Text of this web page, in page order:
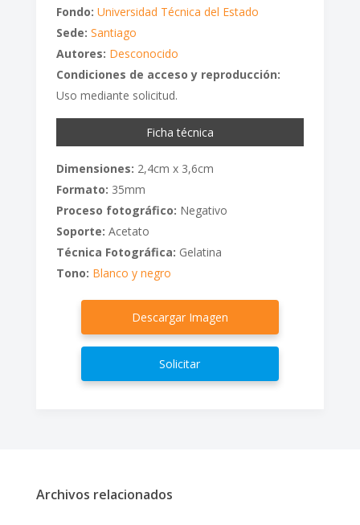
Fondo: Universidad Técnica del Estado
Sede: Santiago
Autores: Desconocido
Condiciones de acceso y reproducción:
Uso mediante solicitud.
Ficha técnica
Dimensiones: 2,4cm x 3,6cm
Formato: 35mm
Proceso fotográfico: Negativo
Soporte: Acetato
Técnica Fotográfica: Gelatina
Tono: Blanco y negro
Descargar Imagen
Solicitar
Archivos relacionados